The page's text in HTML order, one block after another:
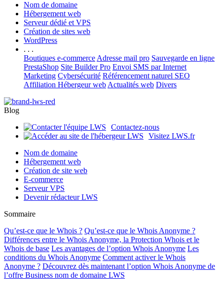
Nom de domaine
Hébergement web
Serveur dédié et VPS
Création de sites web
WordPress
. . .
Boutiques e-commerce Adresse mail pro Sauvegarde en ligne
PrestaShop Site Builder Pro Envoi SMS par Internet
Marketing Cybersécurité Référencement naturel SEO
Affiliation Hébergeur web Actualités web Divers
Blog
Contactez-nous
Visitez LWS.fr
Nom de domaine
Hébergement web
Création de site web
E-commerce
Serveur VPS
Devenir rédacteur LWS
Sommaire
Qu’est-ce que le Whois ? Qu’est-ce que le Whois Anonyme ?
Différences entre le Whois Anonyme, la Protection Whois et le
Whois de base Les avantages de l’option Whois Anonyme Les
conditions du Whois Anonyme Comment activer le Whois
Anonyme ? Découvrez dès maintenant l’option Whois Anonyme de
l’offre Business nom de domaine LWS